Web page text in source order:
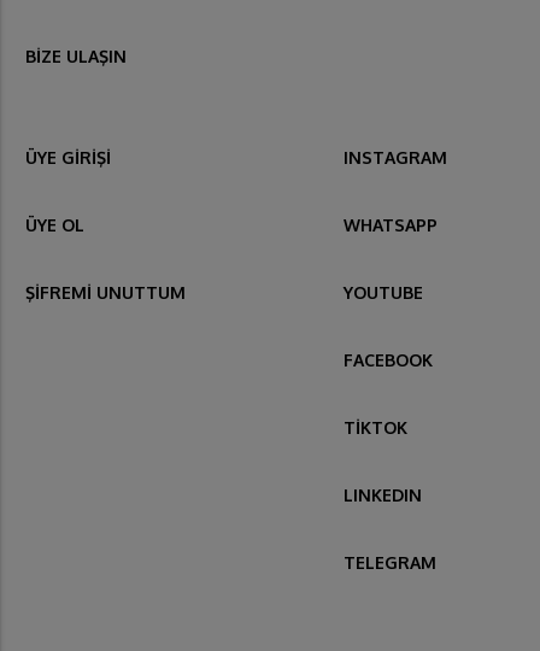
BİZE ULAŞIN
ÜYE GİRİŞİ
ÜYE OL
ŞİFREMİ UNUTTUM
INSTAGRAM
WHATSAPP
YOUTUBE
FACEBOOK
TİKTOK
LINKEDIN
TELEGRAM